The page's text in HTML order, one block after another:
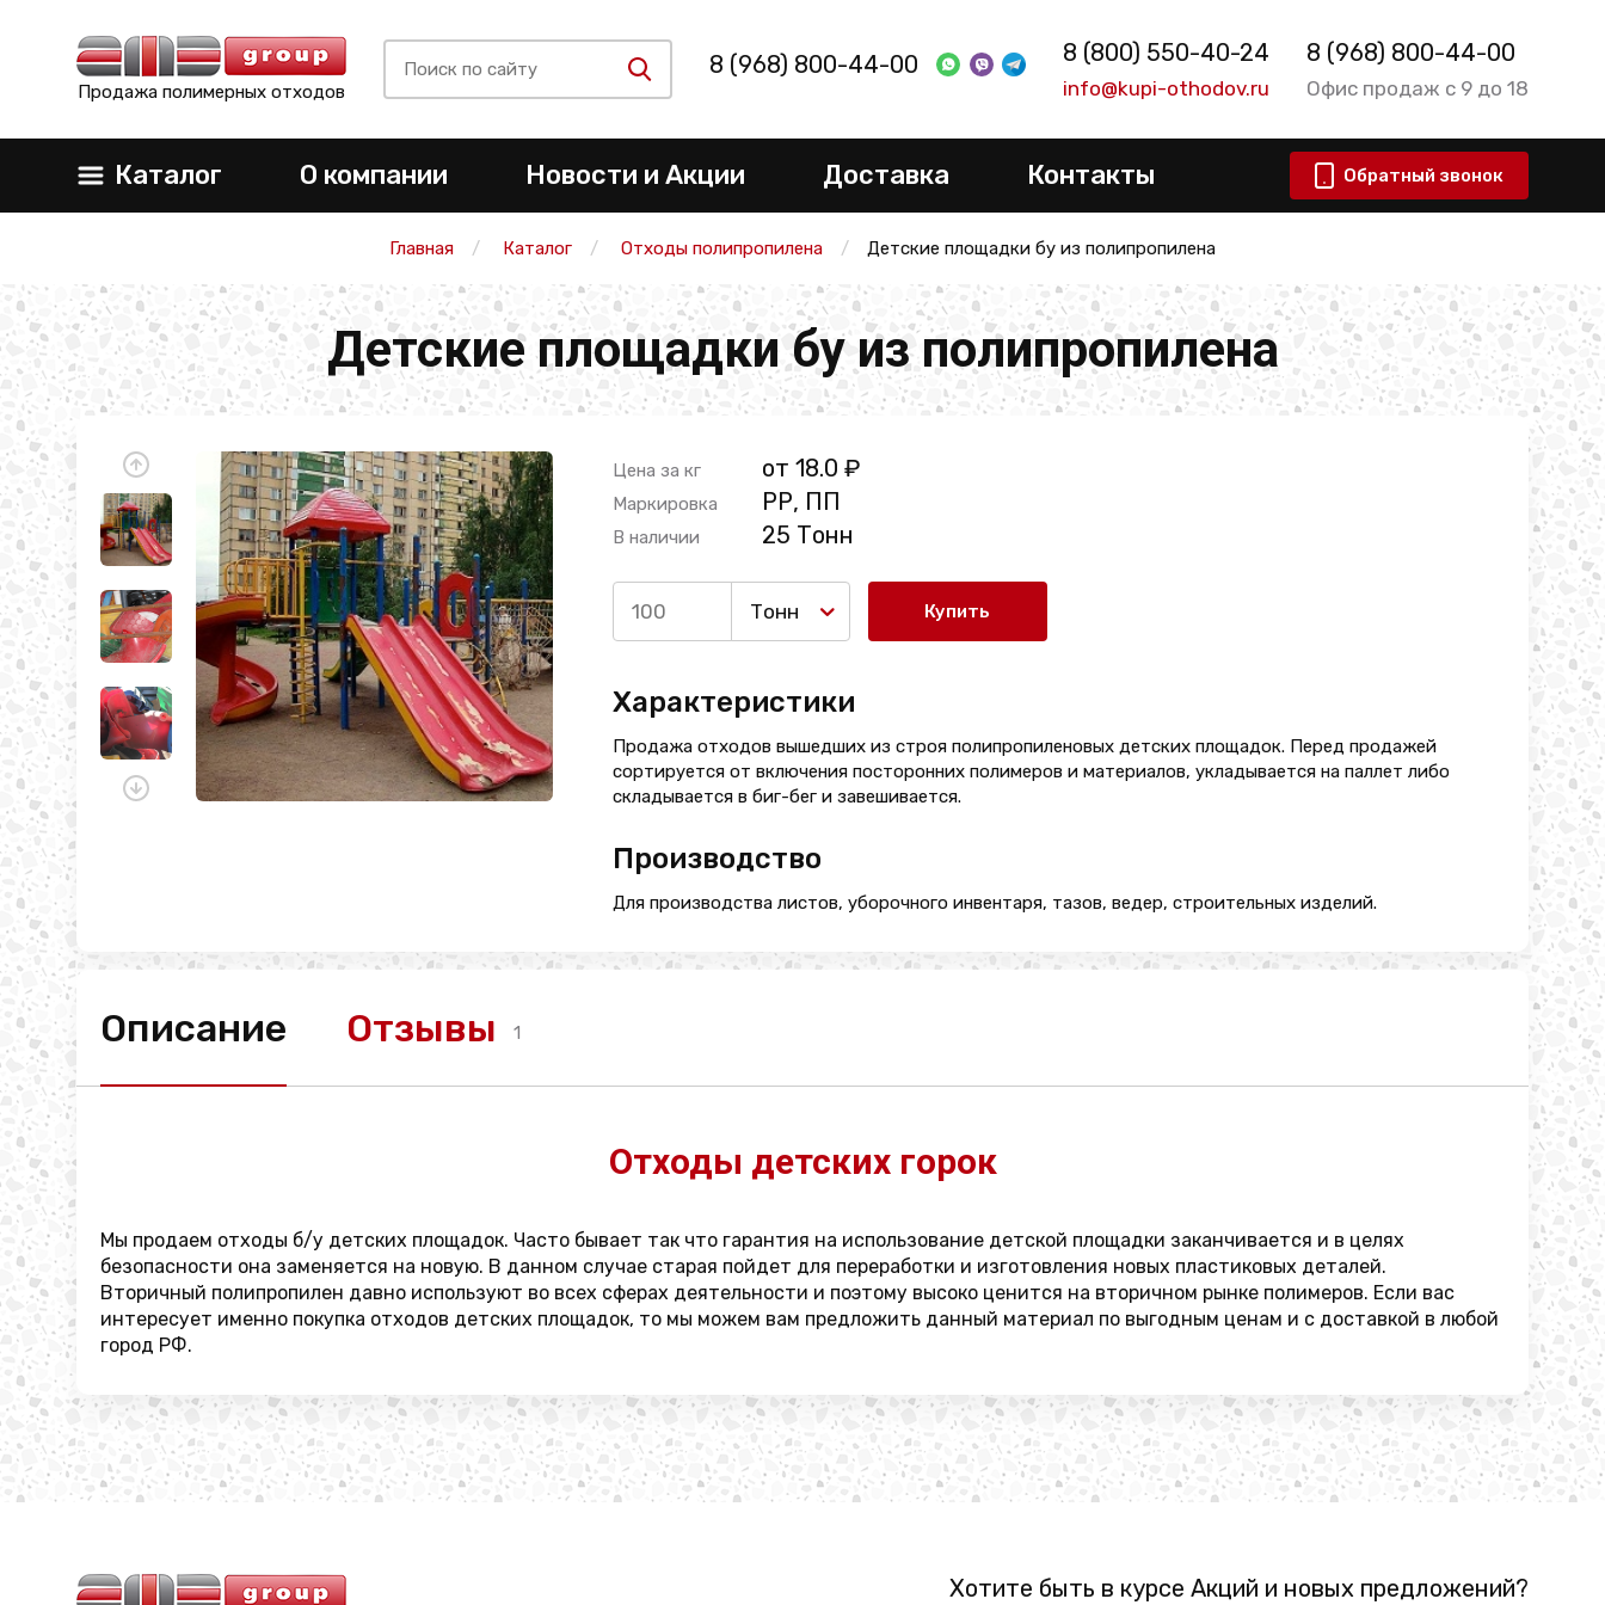
Продажа полимерных отходов
8 (968) 800-44-00 8 (800) 550-40-24
info@kupi-othodov.ru
8 (968) 800-44-00
Офис продаж с 9 до 18
Каталог О компании Новости и Акции Доставка Контакты Обратный звонок
Главная Каталог Отходы полипропилена Детские площадки бу из полипропилена
Детские площадки бу из полипропилена
Цена за кг от 18.0 ₽
Маркировка РР, ПП
В наличии 25 Тонн
Тонн Купить
Характеристики
Продажа отходов вышедших из строя полипропиленовых детских площадок. Перед продажей
сортируется от включения посторонних полимеров и материалов, укладывается на паллет либо
складывается в биг-бег и завешивается.
Производство
Для производства листов, уборочного инвентаря, тазов, ведер, строительных изделий.
Описание Отзывы 1
Отходы детских горок
Мы продаем отходы б/у детских площадок. Часто бывает так что гарантия на использование детской площадки заканчивается и в целях
безопасности она заменяется на новую. В данном случае старая пойдет для переработки и изготовления новых пластиковых деталей.
Вторичный полипропилен давно используют во всех сферах деятельности и поэтому высоко ценится на вторичном рынке полимеров. Если вас
интересует именно покупка отходов детских площадок, то мы можем вам предложить данный материал по выгодным ценам и с доставкой в любой
город РФ.
Хотите быть в курсе Акций и новых предложений?